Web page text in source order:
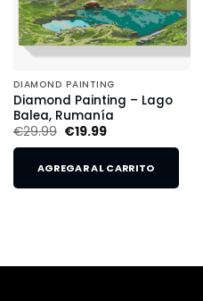
DIAMOND PAINTING
Diamond Painting – Lago
Balea, Rumanía
€29.99 €19.99
AGREGAR AL CARRITO